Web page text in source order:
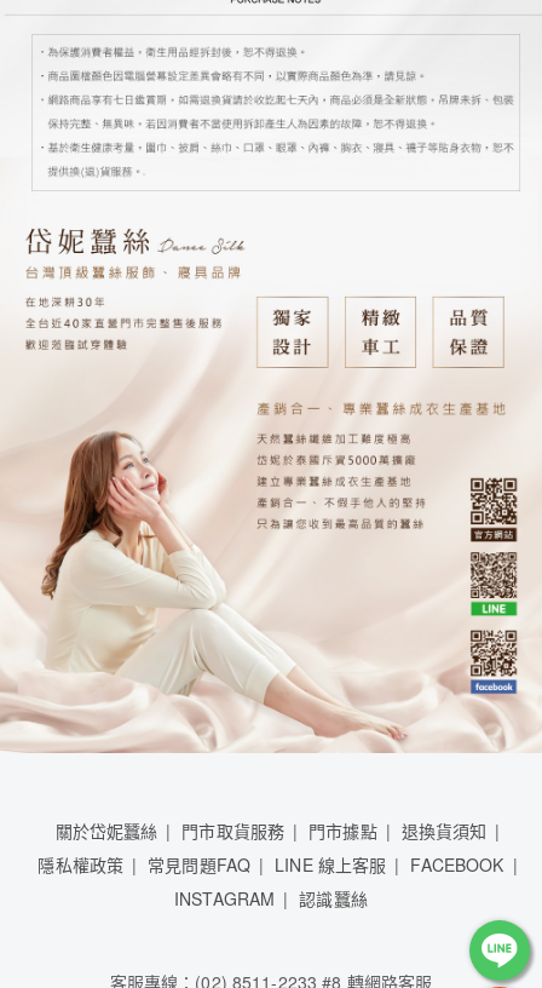
關於岱妮蠶絲 門市取貨服務 門市據點
退換貨須知
隱私權政策
常見問題FAQ LINE 線上客服
FACEBOOK
INSTAGRAM
認識蠶絲
客服專線：(02) 8511-2233 #8 轉網路客服